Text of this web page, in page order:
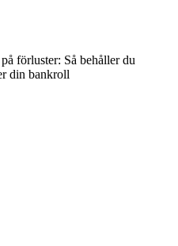
förluster: Så behåller du
din bankroll